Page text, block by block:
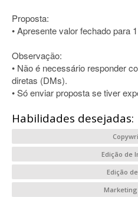
Proposta:
• Apresente valor fechado para
Observação:
• Não é necessário responder
diretas (DMs).
• Só enviar proposta se tiver
Habilidades desejadas:
Edição de
Edição